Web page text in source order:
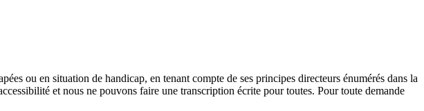
ou en situation de handicap, en tenant compte de ses principes directeurs énumérés dans la
et nous ne pouvons faire une transcription écrite pour toutes. Pour toute demande